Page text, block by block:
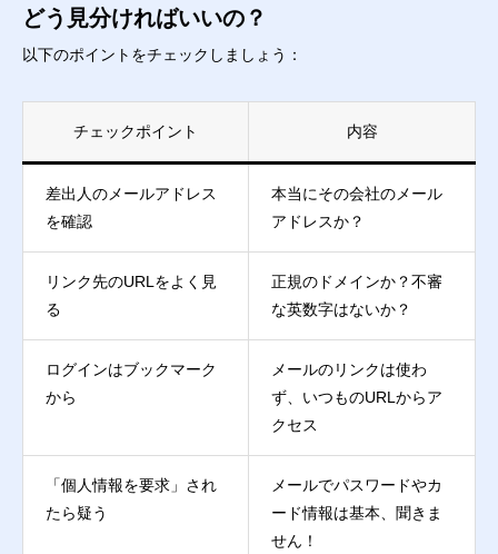
どう見分ければいいの？
以下のポイントをチェックしましょう：
チェックポイント 内容
差出人のメールアドレス
を確認
本当にその会社のメール
アドレスか？
リンク先のURLをよく見
る
正規のドメインか？不審
な英数字はないか？
ログインはブックマーク
から
メールのリンクは使わ
ず、いつものURLからア
クセス
「個人情報を要求」され
たら疑う
メールでパスワードやカ
ード情報は基本、聞きま
せん！